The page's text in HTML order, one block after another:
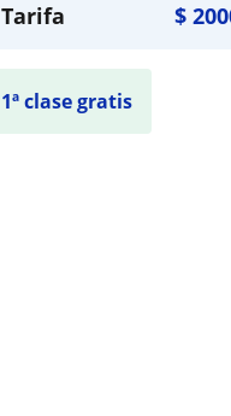
Tarifa $
1ª clase gratis